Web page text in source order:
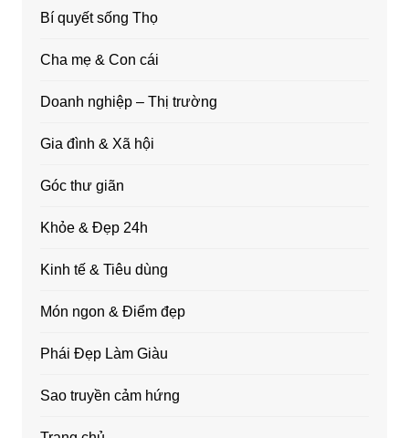
Bí quyết sống Thọ
Cha mẹ & Con cái
Doanh nghiệp – Thị trường
Gia đình & Xã hội
Góc thư giãn
Khỏe & Đẹp 24h
Kinh tế & Tiêu dùng
Món ngon & Điểm đẹp
Phái Đẹp Làm Giàu
Sao truyền cảm hứng